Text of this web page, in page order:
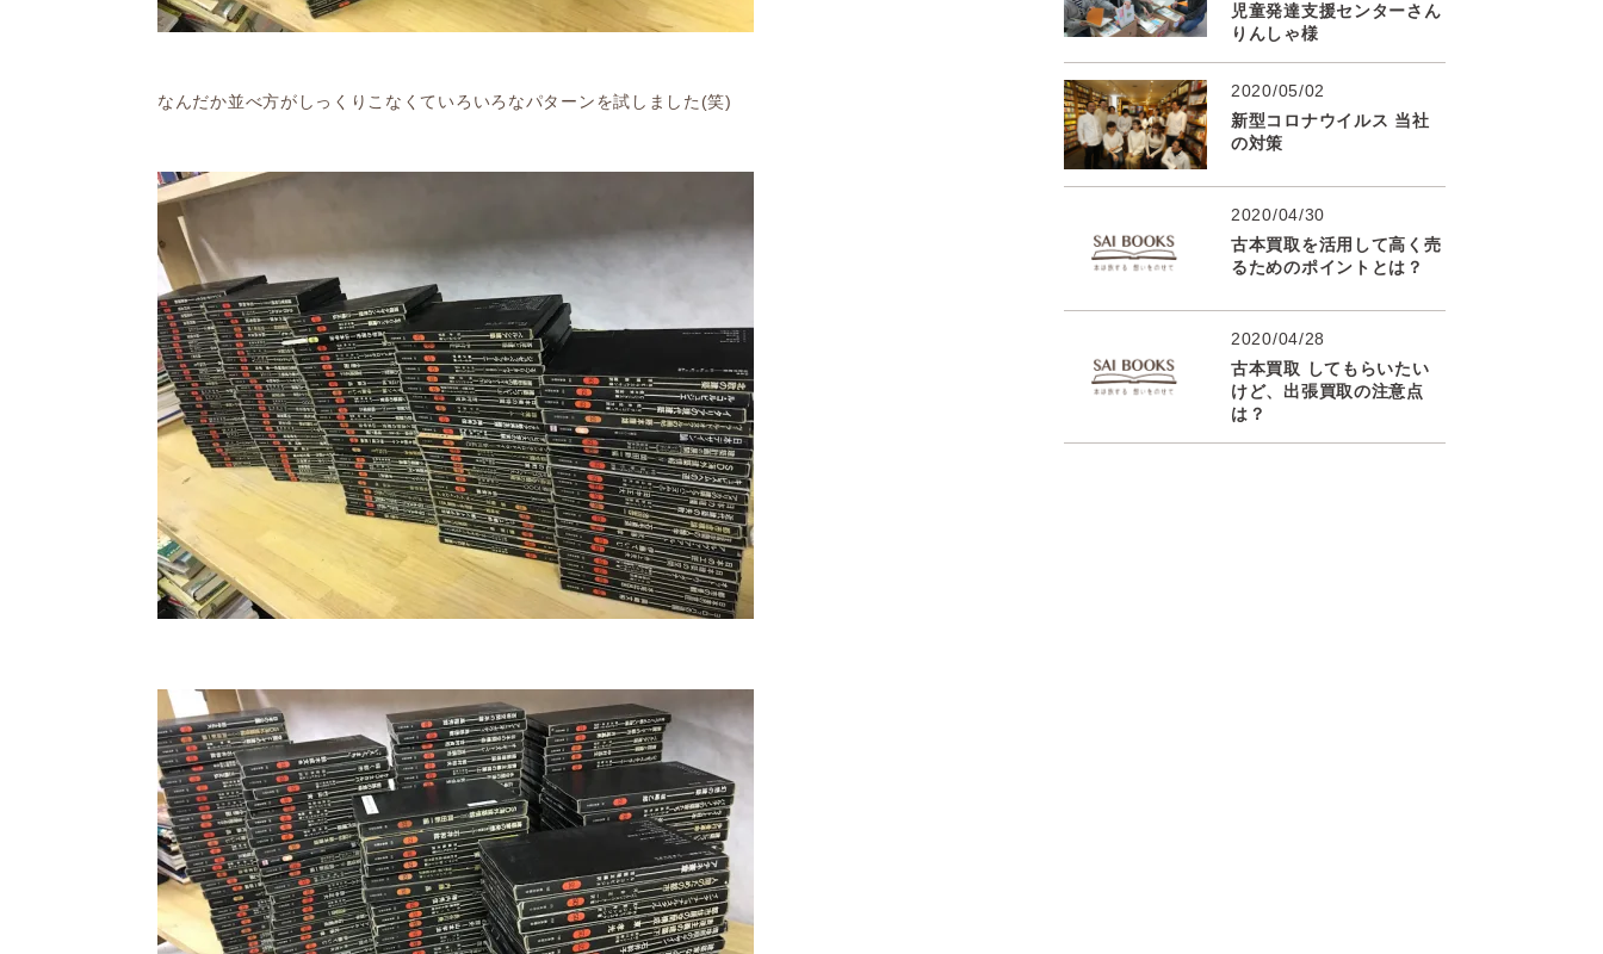
なんだか並べ方がしっくりこなくていろいろなパターンを試しました(笑)
児童発達支援センターさん
りんしゃ様
2020/05/02
新型コロナウイルス 当社
の対策
2020/04/30
古本買取を活用して高く売
るためのポイントとは？
2020/04/28
古本買取 してもらいたい
けど、出張買取の注意点
は？